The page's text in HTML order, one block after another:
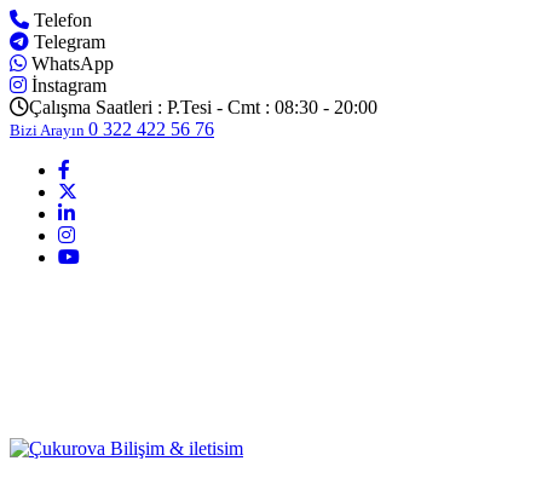
Telefon
Telegram
WhatsApp
İnstagram
Çalışma Saatleri : P.Tesi - Cmt : 08:30 - 20:00
Bizi Arayın 0 322 422 56 76